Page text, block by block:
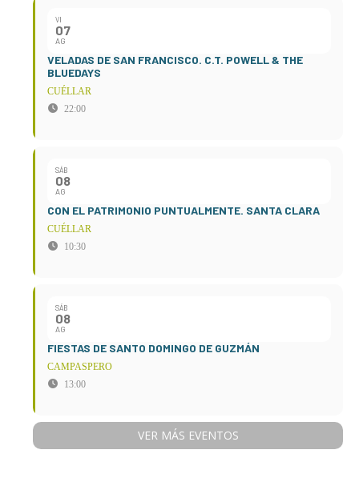
VI
07
AG
VELADAS DE SAN FRANCISCO. C.T. POWELL & THE
BLUEDAYS
CUÉLLAR
22:00
SÁB
08
AG
CON EL PATRIMONIO PUNTUALMENTE. SANTA CLARA
CUÉLLAR
10:30
SÁB
08
AG
FIESTAS DE SANTO DOMINGO DE GUZMÁN
CAMPASPERO
13:00
VER MÁS EVENTOS